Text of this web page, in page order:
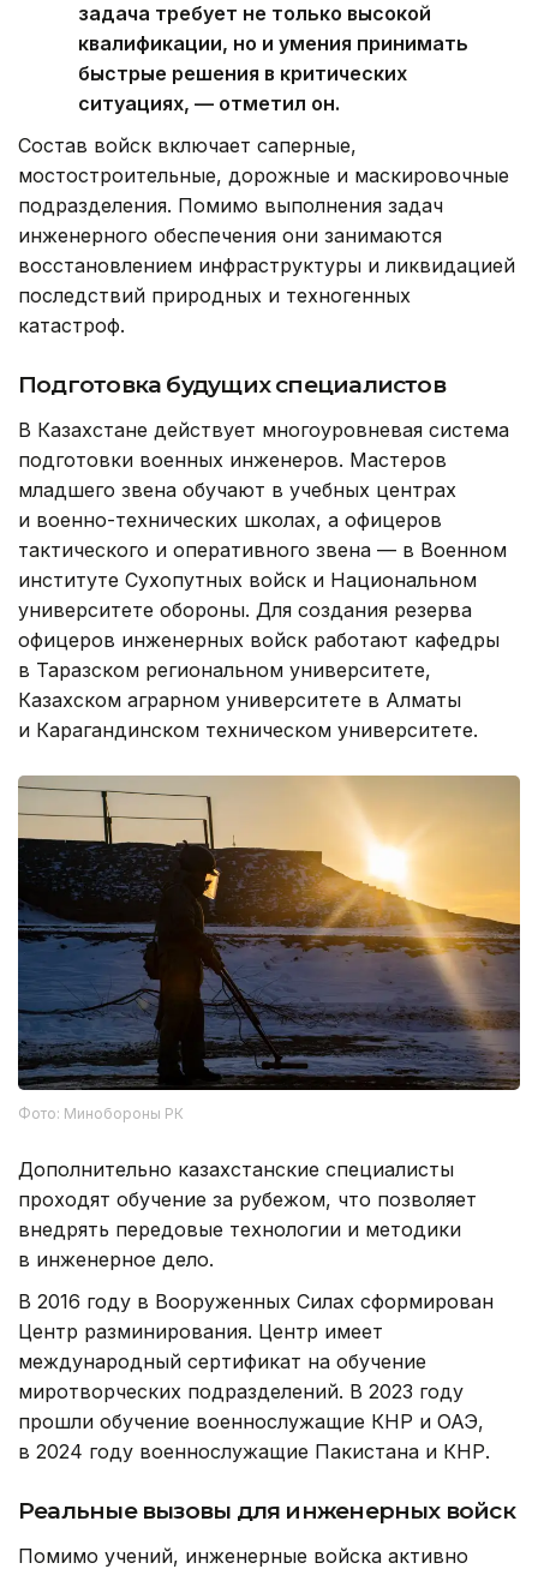
задача требует не только высокой
квалификации, но и умения принимать
быстрые решения в критических
ситуациях, — отметил он.
Состав войск включает саперные,
мостостроительные, дорожные и маскировочные
подразделения. Помимо выполнения задач
инженерного обеспечения они занимаются
восстановлением инфраструктуры и ликвидацией
последствий природных и техногенных
катастроф.
Подготовка будущих специалистов
В Казахстане действует многоуровневая система
подготовки военных инженеров. Мастеров
младшего звена обучают в учебных центрах
и военно-технических школах, а офицеров
тактического и оперативного звена — в Военном
институте Сухопутных войск и Национальном
университете обороны. Для создания резерва
офицеров инженерных войск работают кафедры
в Таразском региональном университете,
Казахском аграрном университете в Алматы
и Карагандинском техническом университете.
Фото: Минобороны РК
Дополнительно казахстанские специалисты
проходят обучение за рубежом, что позволяет
внедрять передовые технологии и методики
в инженерное дело.
В 2016 году в Вооруженных Силах сформирован
Центр разминирования. Центр имеет
международный сертификат на обучение
миротворческих подразделений. В 2023 году
прошли обучение военнослужащие КНР и ОАЭ,
в 2024 году военнослужащие Пакистана и КНР.
Реальные вызовы для инженерных войск
Помимо учений, инженерные войска активно